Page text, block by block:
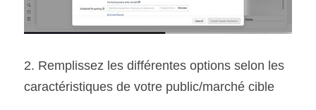
2. Remplissez les différentes options selon les
caractéristiques de votre public/marché cible